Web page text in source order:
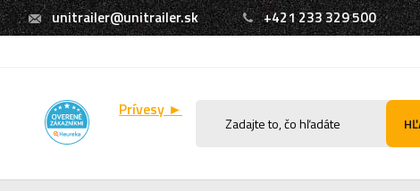
unitrailer@unitrailer.sk +421 233 329 500
Prívesy ►